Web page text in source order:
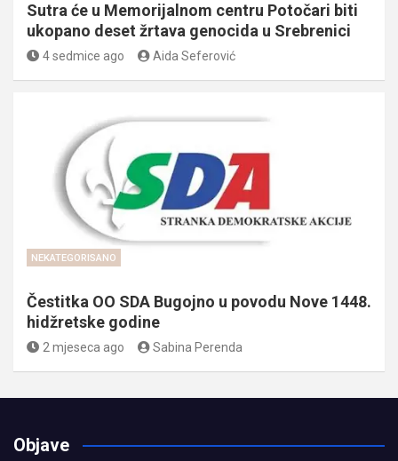
Sutra će u Memorijalnom centru Potočari biti
ukopano deset žrtava genocida u Srebrenici
4 sedmice ago Aida Seferović
NEKATEGORISANO
Čestitka OO SDA Bugojno u povodu Nove 1448.
hidžretske godine
2 mjeseca ago Sabina Perenda
Objave